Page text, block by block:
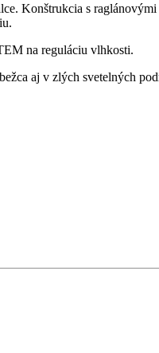
Konštrukcia s
na reguláciu vlhkosti.
aj v zlých svetelných